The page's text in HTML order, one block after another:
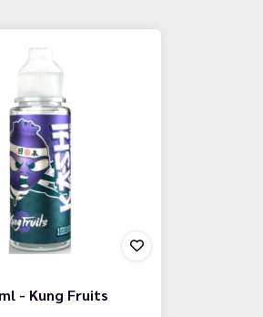
- Kung Fruits